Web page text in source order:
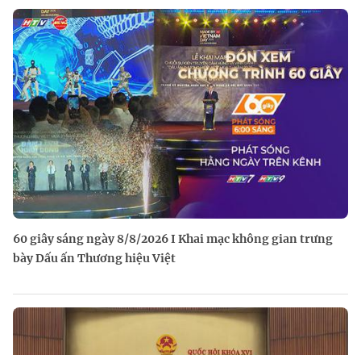
60 giây sáng ngày 8/8/2026 I Khai mạc không gian trưng
bày Dấu ấn Thương hiệu Việt